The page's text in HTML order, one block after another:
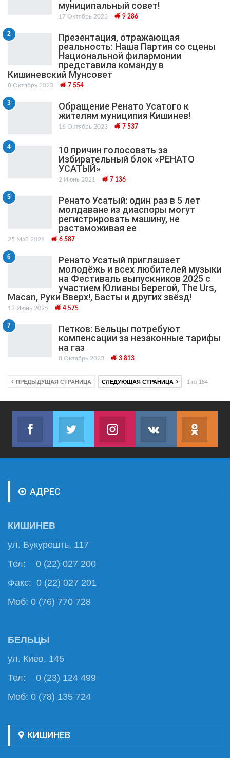
муниципальный cовет!
17 Октябрь 2023 9 286
2
Презентация, отражающая
реальность: Наша Партия со сцены
Национальной филармонии
представила команду в
Кишиневский Мунсовет
8 Октябрь 2023 7 554
3
Обращение Ренато Усатого к
жителям муниципия Кишинев!
16 Октябрь 2023 7 537
4
10 причин голосовать за
Избирательный блок «РЕНАТО
УСАТЫЙ»
2 Июнь 2021 7 136
5
Ренато Усатый: один раз в 5 лет
молдаване из диаспоры могут
регистрировать машину, не
растаможивая ее
25 Май 2021 6 587
6
Ренато Усатый приглашает
молодёжь и всех любителей музыки
на Фестиваль выпускников 2025 с
участием Юлианы Берегой, The Urs,
Macan, Руки Вверх!, Басты и других звёзд!
12 Июнь 2025 4 575
7
Петков: Бельцы потребуют
компенсации за незаконные тарифы
на газ
8 Октябрь 2023 3 813
ПРЕДЫДУЩАЯ СТРАНИЦА СЛЕДУЮЩАЯ СТРАНИЦА 1 из 184
Facebook
Join us on Facebook
Twitter
Join us on TwitterJoin us on InstagramJoin us on VK
АДРЕС
КИШИНЕВ
ул. Букурешть, 117
Тел: 0 (22) 027 200
Факс: 0 (22) 027 201
Моб: 0 (76) 770 728
БЕЛЬЦЫ
ул. Киев, 145
Тел: 0 (23) 124 499
Моб: 0 (78) 135 724
КИШИНЕВ